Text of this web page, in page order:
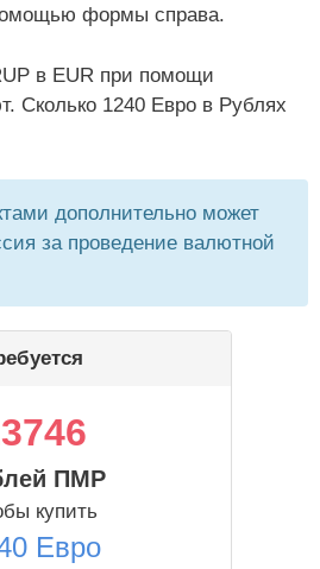
формы справа.
в EUR при помощи
Сколько 1240 Евро в Рублях
дополнительно может
за проведение валютной
ПМР
купить
Евро